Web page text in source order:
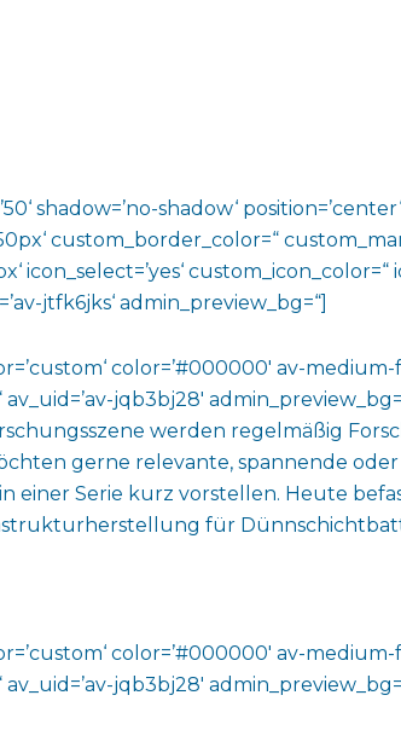
shadow=’no-shadow‘
custom_border_color=“
icon_select=’yes‘ custom_icon_color=“
jtfk6jks‘ admin_preview_bg=“]
color=’#000000′ av-
jqb3bj28′
werden regelmäßig
gerne relevante, spannende
einer Serie kurz vorstellen. Heute
für
color=’#000000′ av-
jqb3bj28′